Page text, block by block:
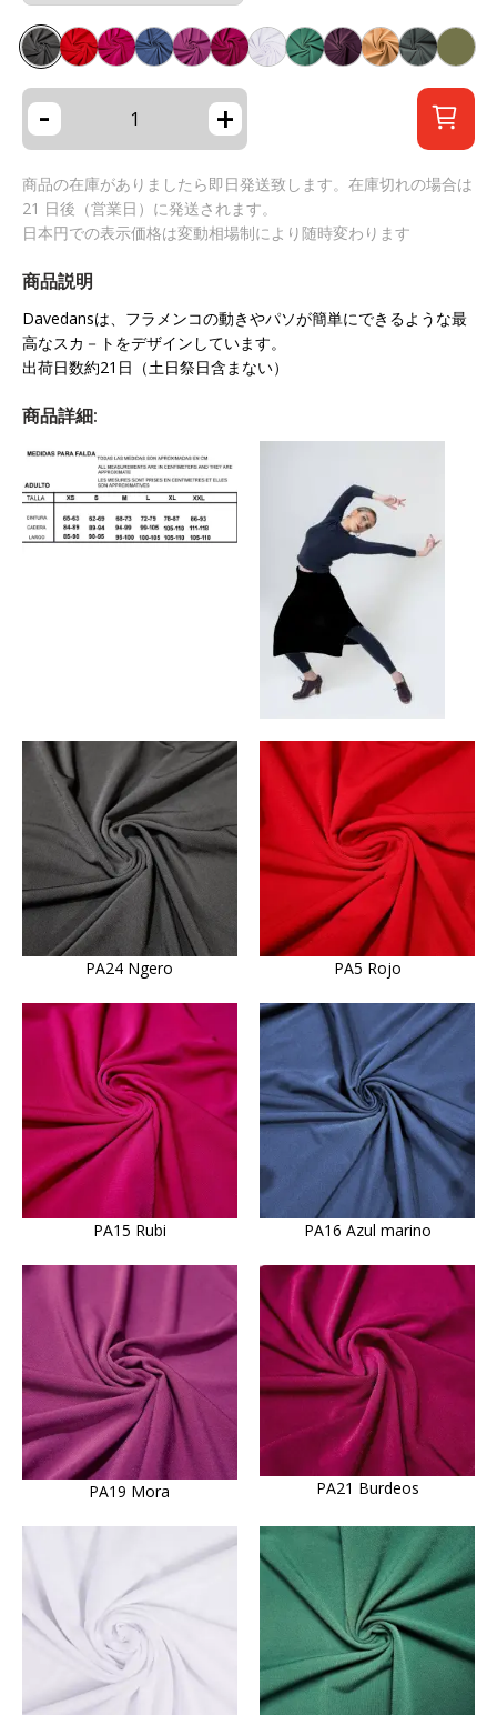
- +
商品の在庫がありましたら即日発送致します。在庫切れの場合は
21 日後（営業日）に発送されます。
日本円での表示価格は変動相場制により随時変わります
商品説明
Davedansは、フラメンコの動きやパソが簡単にできるような最
高なスカ－トをデザインしています。
出荷日数約21日（土日祭日含まない）
商品詳細:
PA24 Ngero PA5 Rojo
PA15 Rubi PA16 Azul marino
PA19 Mora PA21 Burdeos